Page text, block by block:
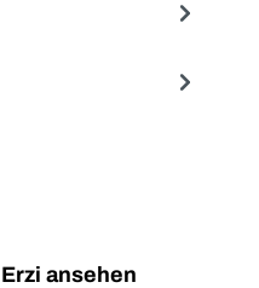
ansehen